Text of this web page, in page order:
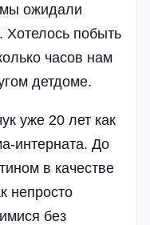
мы ожидали
Хотелось побыть
часов нам
детдоме.
уже 20 лет как
интерната. До
в качестве
непросто
без